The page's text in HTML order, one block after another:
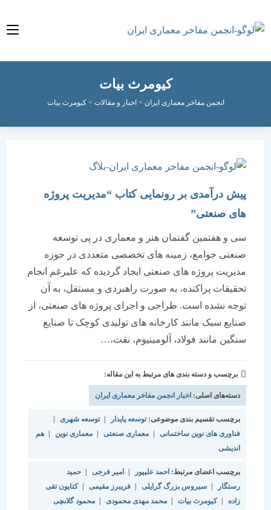
کیومرث بیات
انجمن مفاخر معماری ایران > اخبار و مقالات>کیومرث بیات
پیش درآمدی بر رونمایی کتاب “مدیریت پروژه
های صنعتی”
سی و هفتمین گفتمان هنر و معماری در پی توسعه
صنعتی جوامع، زمینه های تخصصی متعددی در حوزه
مدیریت پروژه های صنعتی ایجاد گردیده که علیرغم انجام
تحقیقات پراکنده، به صورت راهبردی و مستقل، به آن
توجه نشده است. طراحی و اجرای پروژه های صنعتی، از
صنایع سبک مانند کارخانه های تولیدی کوچک تا صنایع
سنگین مانند فولاد، آلومینیوم، نفت،…
برچسب و دسته بندی های مرتبط به این مقاله:
دسته‌های اصلی:اخبار انجمن مفاخر معماری ایران
برچسب تقسیم بندی موضوعی:توسعه پایدار | توسعه شهری |
فناوری های نوین ساختمانی | معماری صنعتی | معماری نوین | هم
برچسب اعضای مرتبط: احمد علیپور | امیر فرجی | حمید
| سیروس بزرگ گرایلی | فریبرز مقیمی | کتایون تقی
کیومرث بیات | محمد مهدی محمودی | محمود گلابچی